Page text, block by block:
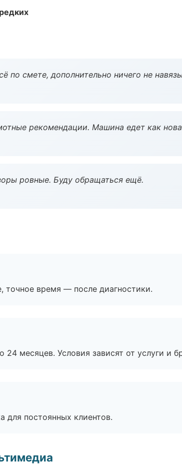
по смете, дополнительно ничего не
рекомендации. Машина едет как
ровные. Буду обращаться ещё.
время — после диагностики.
месяцев. Условия зависят от услуги и
для постоянных клиентов.